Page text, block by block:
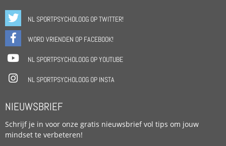
NL SPORTPSYCHOLOOG OP TWITTER!
WORD VRIENDEN OP FACEBOOK!
NL SPORTPSYCHOLOOG OP YOUTUBE
NL SPORTPSYCHOLOOG OP INSTA
NIEUWSBRIEF
Schrijf je in voor onze gratis nieuwsbrief vol tips om jouw
mindset te verbeteren!